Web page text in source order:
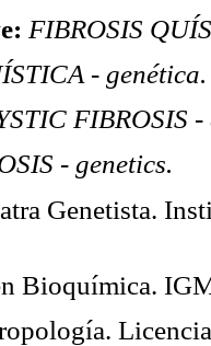
FIBROSIS
- genética.
FIBROSIS
- genetics.
Genetista.
Bioquímica.